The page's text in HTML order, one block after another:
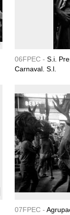
06FPEC - S.i.
Carnaval. S.l.
07FPEC -